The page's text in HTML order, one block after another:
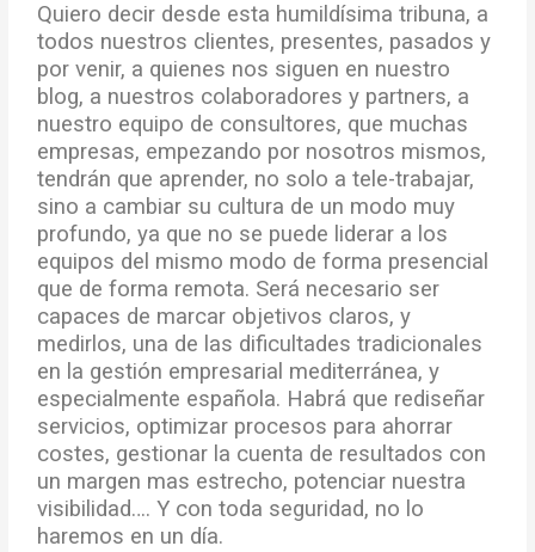
Quiero decir desde esta humildísima tribuna, a
todos nuestros clientes, presentes, pasados y
por venir, a quienes nos siguen en nuestro
blog, a nuestros colaboradores y partners, a
nuestro equipo de consultores, que muchas
empresas, empezando por nosotros mismos,
tendrán que aprender, no solo a tele-trabajar,
sino a cambiar su cultura de un modo muy
profundo, ya que no se puede liderar a los
equipos del mismo modo de forma presencial
que de forma remota. Será necesario ser
capaces de marcar objetivos claros, y
medirlos, una de las dificultades tradicionales
en la gestión empresarial mediterránea, y
especialmente española. Habrá que rediseñar
servicios, optimizar procesos para ahorrar
costes, gestionar la cuenta de resultados con
un margen mas estrecho, potenciar nuestra
visibilidad…. Y con toda seguridad, no lo
haremos en un día.